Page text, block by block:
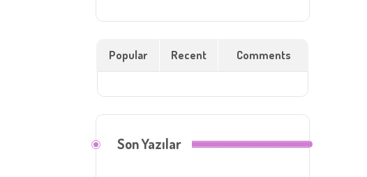
Popular Recent Comments
Son Yazılar